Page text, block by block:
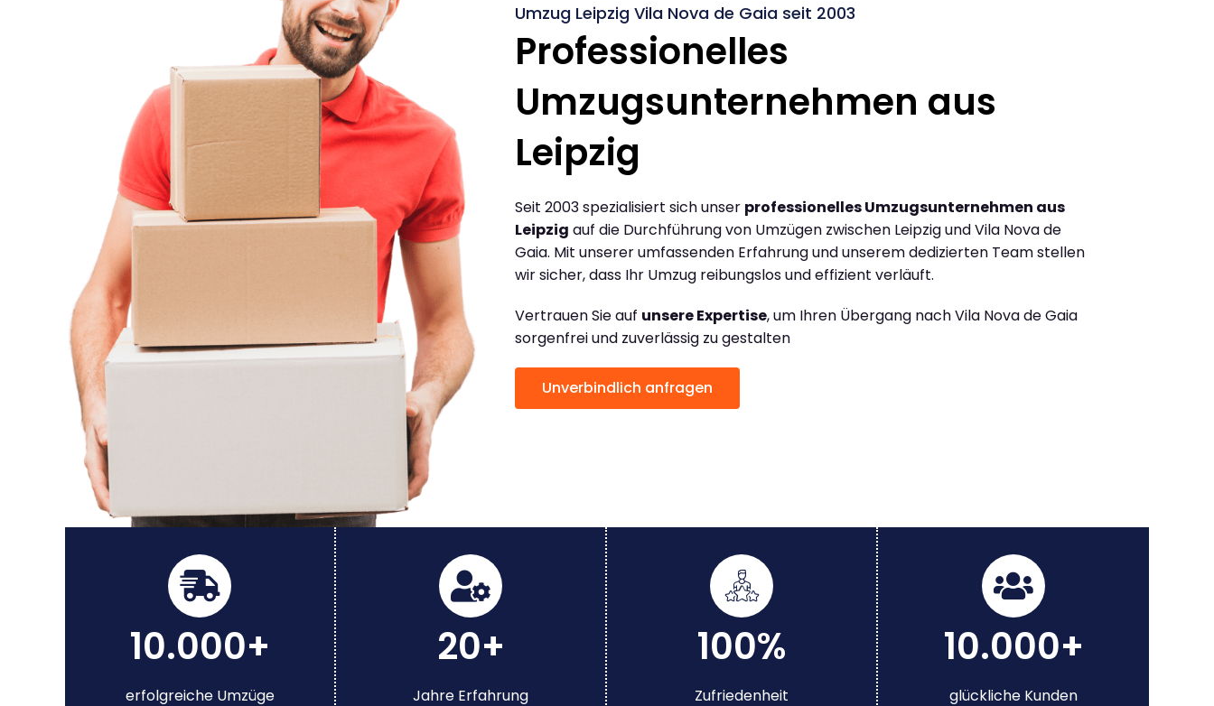
Umzug Leipzig Vila Nova de Gaia seit 2003
Professionelles
Umzugsunternehmen aus
Leipzig
Seit 2003 spezialisiert sich unser professionelles Umzugsunternehmen aus
Leipzig auf die Durchführung von Umzügen zwischen Leipzig und Vila Nova de
Gaia. Mit unserer umfassenden Erfahrung und unserem dedizierten Team stellen
wir sicher, dass Ihr Umzug reibungslos und effizient verläuft.
Vertrauen Sie auf unsere Expertise, um Ihren Übergang nach Vila Nova de Gaia
sorgenfrei und zuverlässig zu gestalten
Unverbindlich anfragen
10.000+
erfolgreiche Umzüge
20+
Jahre Erfahrung
100%
Zufriedenheit
10.000+
glückliche Kunden